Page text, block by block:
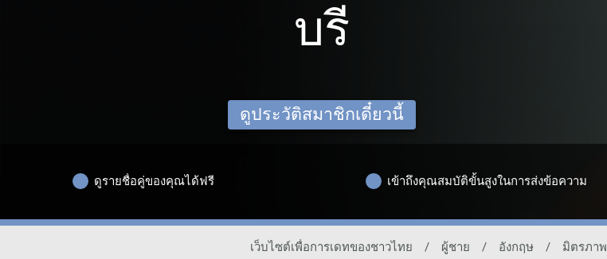
บรี
ดูประวัติสมาชิกเดี๋ยวนี้
ดูรายชื่อคู่ของคุณได้ฟรี เข้าถึงคุณสมบัติขั้นสูงในการส่งข้อความ
เว็บไซต์เพื่อการเดทของชาวไทย / ผู้ชาย / อังกฤษ / มิตรภาพ